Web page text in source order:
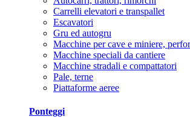
Carrelli elevatori e transpallet
Escavatori
Gru ed autogru
Macchine per cave e miniere,
Macchine speciali da cantiere
Macchine stradali e compattatori
Pale, terne
Piattaforme aeree
Ponteggi